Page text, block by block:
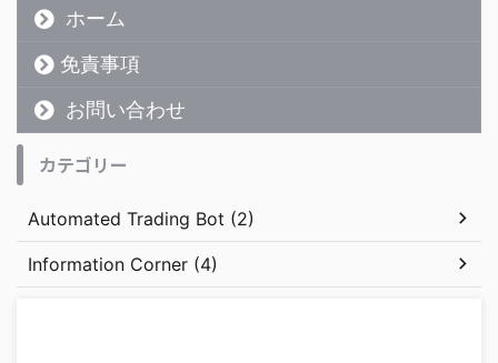
ホーム
免責事項
お問い合わせ
カテゴリー
Automated Trading Bot (2)
Information Corner (4)